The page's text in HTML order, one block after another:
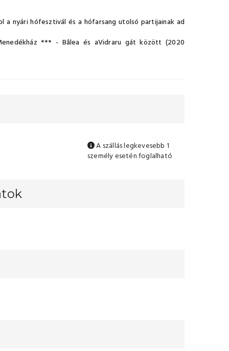
a nyári hófesztivál és a hófarsang utolsó partijainak ad
*** - Bâlea és aVidraru gát között (2020
A szállás legkevesebb 1
személy esetén foglalható